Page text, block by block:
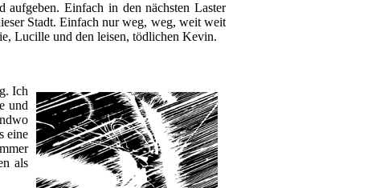
Einfach in den nächsten Laster
Stadt. Einfach nur weg, weg, weit weit
Lucille und den leisen, tödlichen Kevin.
Ich
und
eine
als